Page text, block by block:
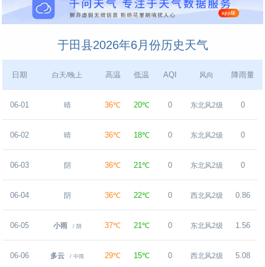
于田县2026年6月份历史天气
日期 白天/晚上 高温 低温 AQI 风向 降雨量
06-01 晴 36℃ 20℃ 0 东北风2级 0
06-02 晴 36℃ 18℃ 0 东北风2级 0
06-03 阴 36℃ 21℃ 0 东北风2级 0
06-04 阴 36℃ 22℃ 0 西北风2级 0.86
06-05 小雨 / 阴 37℃ 21℃ 0 东北风2级 1.56
06-06 多云 / 中雨 29℃ 15℃ 0 西北风2级 5.08